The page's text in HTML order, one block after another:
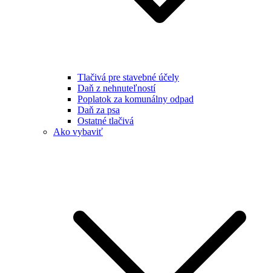
Tlačivá pre stavebné účely
Daň z nehnuteľností
Poplatok za komunálny odpad
Daň za psa
Ostatné tlačivá
Ako vybaviť